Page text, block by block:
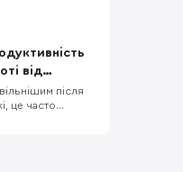
бути
—
поєднання
AMD Ryzen 5
від
після
це часто